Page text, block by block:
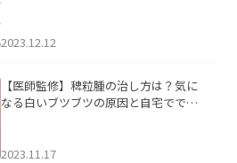
2023.12.12
【医師監修】稗粒腫の治し方は？気に
なる白いブツブツの原因と自宅ででき
2023.11.17